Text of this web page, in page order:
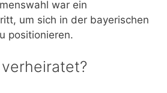
war ein
um sich in der bayerischen
positionieren.